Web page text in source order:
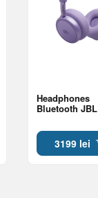
Headphones
Bluetooth JBL
3199 lei